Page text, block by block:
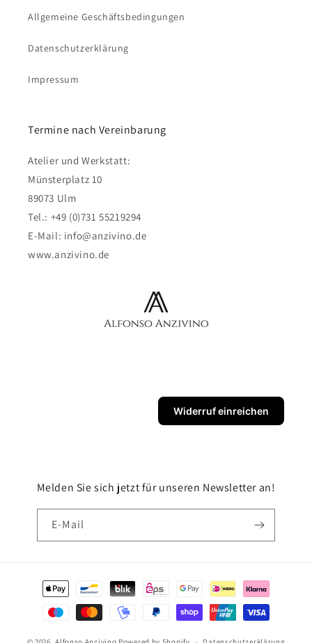
Allgemeine Geschäftsbedingungen
Datenschutzerklärung
Impressum
Termine nach Vereinbarung
Atelier und Werkstatt:
Münsterplatz 10
89073 Ulm
Tel.: +49 (0)731 55219294
E-Mail: info@anzivino.de
www.anzivino.de
Widerruf einreichen
Melden Sie sich jetzt für unseren Newsletter an!
E-Mail
Zahlungsmethoden